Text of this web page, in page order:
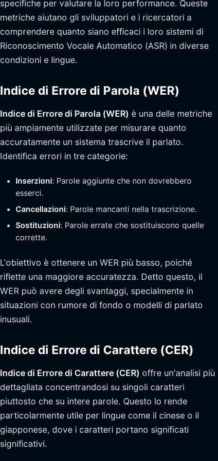
specifiche per valutare la loro performance. Queste
metriche aiutano gli sviluppatori e i ricercatori a
comprendere quanto siano efficaci i loro sistemi di
Riconoscimento Vocale Automatico (ASR) in diverse
condizioni e lingue.
Indice di Errore di Parola (WER)
Indice di Errore di Parola (WER) è una delle metriche
più ampiamente utilizzate per misurare quanto
accuratamente un sistema trascrive il parlato.
Identifica errori in tre categorie:
Inserzioni: Parole aggiunte che non dovrebbero
esserci.
Cancellazioni: Parole mancanti nella trascrizione.
Sostituzioni: Parole errate che sostituiscono quelle
corrette.
L'obiettivo è ottenere un WER più basso, poiché
riflette una maggiore accuratezza. Detto questo, il
WER può avere degli svantaggi, specialmente in
situazioni con rumore di fondo o modelli di parlato
inusuali.
Indice di Errore di Carattere (CER)
Indice di Errore di Carattere (CER) offre un'analisi più
dettagliata concentrandosi su singoli caratteri
piuttosto che su intere parole. Questo lo rende
particolarmente utile per lingue come il cinese o il
giapponese, dove i caratteri portano significati
significativi.